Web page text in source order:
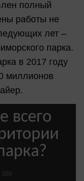
полный
работы не
лет –
парка.
в 2017 году
миллионов